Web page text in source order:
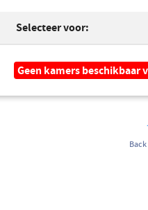
Selecteer voor:
Geen kamers beschikbaar